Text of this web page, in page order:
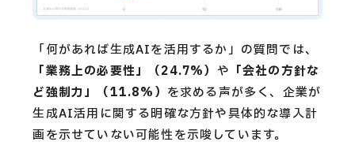
「何があれば生成AIを活用するか」の質問では、
「業務上の必要性」（24.7%） や 「会社の方針な
ど強制力」（11.8%） を求める声が多く、企業が
生成AI活用に関する明確な方針や具体的な導入計
画を示せていない可能性を示唆しています。